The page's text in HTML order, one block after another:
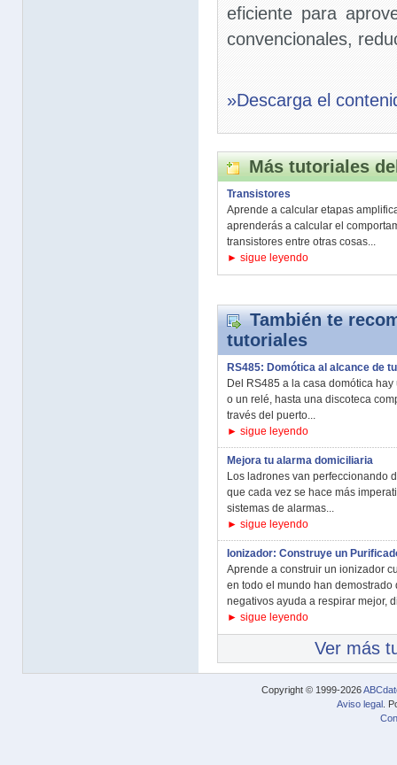
eficiente para
convencionales,
»Descarga el
Más tutoriales
Transistores
Aprende a calcular etapas
aprenderás a calcular el
transistores entre otras cosas...
► sigue leyendo
También te
tutoriales
RS485: Domótica al alcance de
Del RS485 a la casa domótica
o un relé, hasta una discoteca
través del puerto...
► sigue leyendo
Mejora tu alarma domiciliaria
Los ladrones van perfeccionando
que cada vez se hace más
sistemas de alarmas...
► sigue leyendo
Ionizador: Construye un
Aprende a construir un ionizador
en todo el mundo han
negativos ayuda a respirar mejor,
► sigue leyendo
Ver más
Copyright © 1999-2026
Aviso legal .